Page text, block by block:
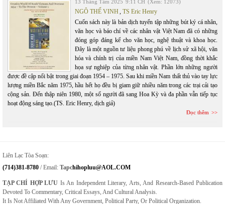
13 Tháng Tám 2025 9:11 CH (Xem: 12073)
NGÔ THẾ VINH, TS Eric Henry
Cuốn sách này là bản dịch tuyển tập những bút ký cá nhân,
văn học và báo chí về các nhân vật Việt Nam đã có những
đóng góp đáng kể cho văn học, nghệ thuật và khoa học.
Đây là một nguồn tư liệu phong phú về lịch sử xã hội, văn
hóa và chính trị của miền Nam Việt Nam, đồng thời khắc
họa sự nghiệp của từng nhân vật. Phần lớn những người
được đề cập nổi bật trong giai đoạn 1954 – 1975. Sau khi miền Nam thất thủ vào tay lực
lượng miền Bắc năm 1975, hầu hết họ đều bị giam giữ nhiều năm trong các trại cải tạo
cộng sản. Đến thập niên 1980, một số người đã sang Hoa Kỳ và đa phần vẫn tiếp tục
hoạt động sáng tạo.(TS. Eric Henry, dịch giả)
Đọc thêm
Liên Lạc Tòa Soạn:
(714)381-8780 / Email: TapcHihopluu@AOL.COM
TẠP CHÍ HỢP LƯU Is An Independent Literary, Arts, And Research-Based Publication
Devoted To Commentary, Critical Essays, And Cultural Analysis.
It Is Not Affiliated With Any Government, Political Party, Or Political Organization.